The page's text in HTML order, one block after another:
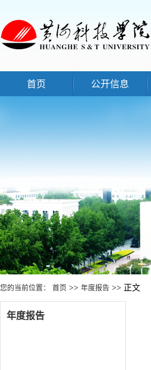
首页 公开信息
您的当前位置： 首页 >> 年度报告 >> 正文
年度报告